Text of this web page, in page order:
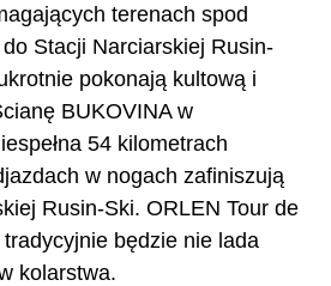
terenach spod
Stacji Narciarskiej Rusin-
pokonają kultową i
BUKOVINA w
54 kilometrach
w nogach zafiniszują
Rusin-Ski. ORLEN Tour de
będzie nie lada
kolarstwa.